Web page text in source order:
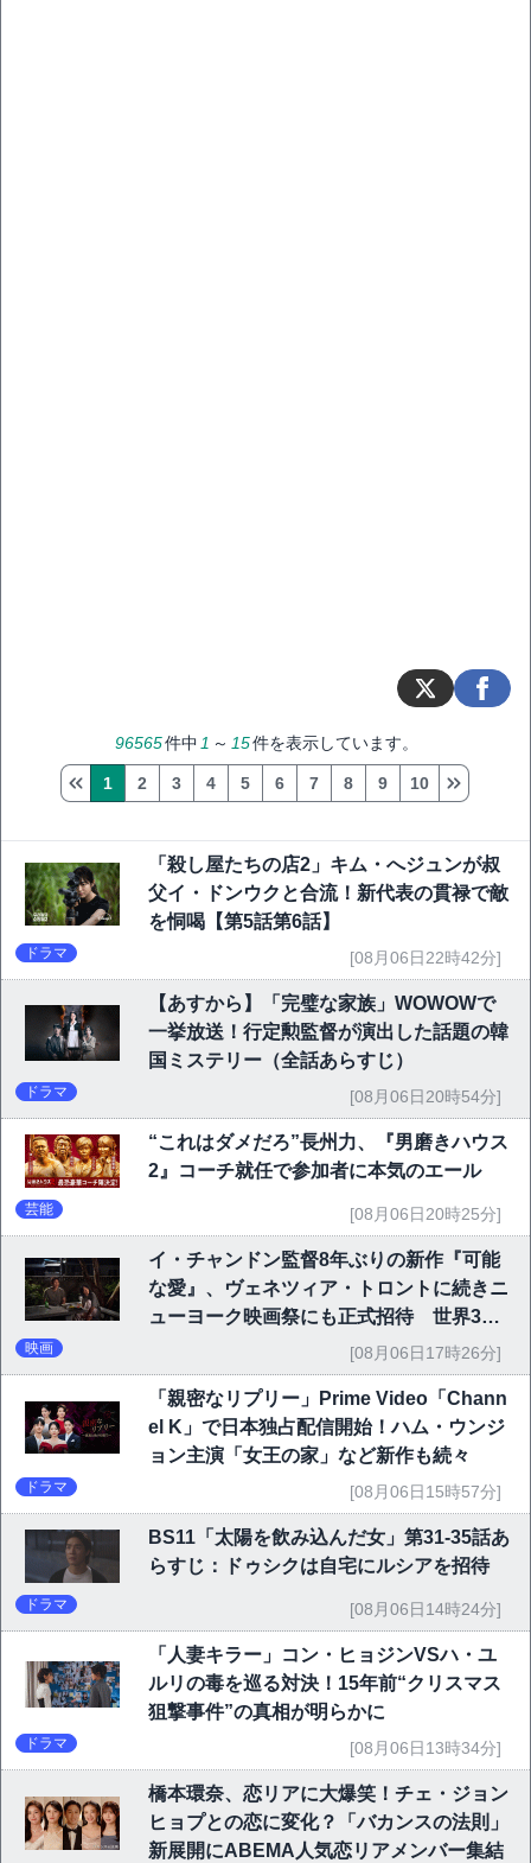
96565件中1 ～ 15件を表示しています。
1 2 3 4 5 6 7 8 9 10
「殺し屋たちの店2」キム・へジュンが叔
父イ・ドンウクと合流！新代表の貫禄で敵
を恫喝【第5話第6話】
ドラマ [08月06日22時42分]
【あすから】「完璧な家族」WOWOWで
一挙放送！行定勲監督が演出した話題の韓
国ミステリー（全話あらすじ）
ドラマ [08月06日20時54分]
“これはダメだろ”長州力、『男磨きハウス
2』コーチ就任で参加者に本気のエール
芸能 [08月06日20時25分]
イ・チャンドン監督8年ぶりの新作『可能
な愛』、ヴェネツィア・トロントに続きニ
ューヨーク映画祭にも正式招待 世界3大
映画祭で快挙｜Netflix映画
映画 [08月06日17時26分]
「親密なリプリー」Prime Video「Chann
el K」で日本独占配信開始！ハム・ウンジ
ョン主演「女王の家」など新作も続々
ドラマ [08月06日15時57分]
BS11「太陽を飲み込んだ女」第31-35話あ
らすじ：ドゥシクは自宅にルシアを招待
ドラマ [08月06日14時24分]
「人妻キラー」コン・ヒョジンVSハ・ユ
ルリの毒を巡る対決！15年前“クリスマス
狙撃事件”の真相が明らかに
ドラマ [08月06日13時34分]
橋本環奈、恋リアに大爆笑！チェ・ジョン
ヒョプとの恋に変化？「バカンスの法則」
新展開にABEMA人気恋リアメンバー集結